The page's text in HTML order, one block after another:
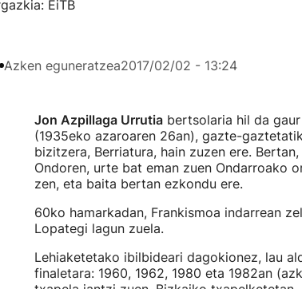
EiTB
Azken eguneratzea2017/02/02 - 13:24
Jon Azpillaga Urrutiabertsolaria hil da gaur
(1935eko azaroaren 26an), gazte-
bizitzera, Berriatura, hain zuzen ere.
Ondoren, urte bat eman zuen Ondarroako
zen, eta baita bertan ezkondu ere.
60ko hamarkadan, Frankismoa indarrean
Lopategi lagun zuela.
Lehiaketetako ibilbideari dagokionez, lau
finaletara: 1960, 1962, 1980 eta 1982an